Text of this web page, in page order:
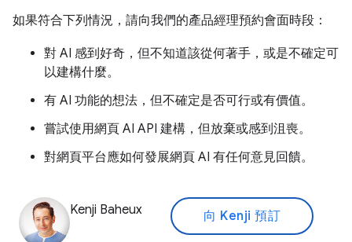
如果符合下列情況，請向我們的產品經理預約會面時段：
對 AI 感到好奇，但不知道該從何著手，或是不確定可
以建構什麼。
有 AI 功能的想法，但不確定是否可行或有價值。
嘗試使用網頁 AI API 建構，但放棄或感到沮喪。
對網頁平台應如何發展網頁 AI 有任何意見回饋。
Kenji Baheux 向 Kenji 預訂